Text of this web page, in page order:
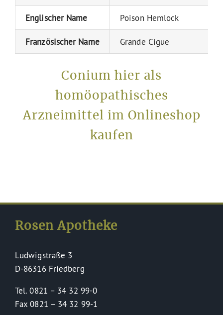
Englischer Name Poison Hemlock
Französischer Name Grande Cigue
Conium hier als
homöopathisches
Arzneimittel im Onlineshop
kaufen
Rosen Apotheke
Ludwigstraße 3
D-86316 Friedberg
Tel. 0821 – 34 32 99-0
Fax 0821 – 34 32 99-1